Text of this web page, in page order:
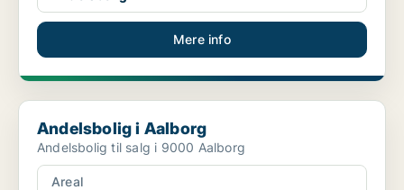
Mere info
Andelsbolig i Aalborg
Andelsbolig i Aalborg
Andelsbolig til salg i 9000 Aalborg
Areal